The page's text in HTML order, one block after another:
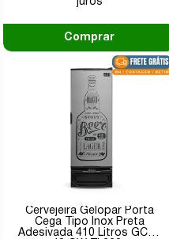
Comprar
Cervejeira Gelopar Porta
Cega Tipo Inox Preta
Adesivada 410 Litros GCB-